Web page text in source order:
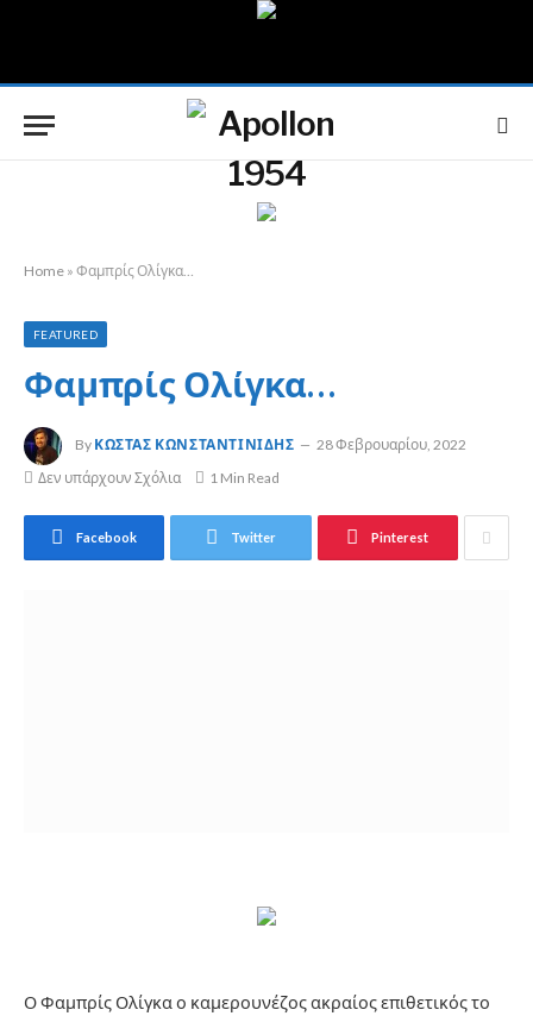
Home » Φαμπρίς Ολίγκα…
FEATURED
Φαμπρίς Ολίγκα…
By ΚΏΣΤΑΣ ΚΩΝΣΤΑΝΤΙΝΊΔΗΣ
28 Φεβρουαρίου, 2022
Δεν υπάρχουν Σχόλια
1 Min Read
Facebook Twitter Pinterest
Ο Φαμπρίς Ολίγκα ο καμερουνέζος ακραίος επιθετικός το